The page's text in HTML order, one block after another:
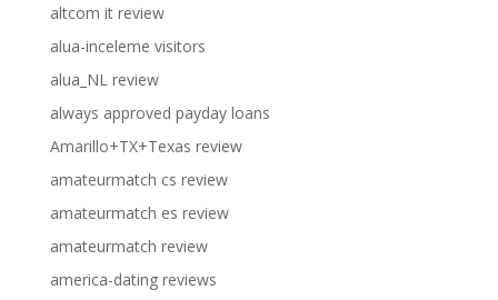
altcom it review
alua-inceleme visitors
alua_NL review
always approved payday loans
Amarillo+TX+Texas review
amateurmatch cs review
amateurmatch es review
amateurmatch review
america-dating reviews